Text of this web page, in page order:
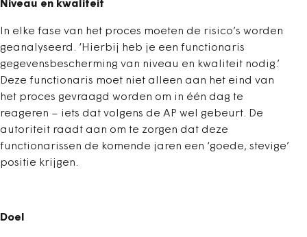
Niveau en kwaliteit
In elke fase van het proces moeten de risico’s worden
geanalyseerd. ‘Hierbij heb je een functionaris
gegevensbescherming van niveau en kwaliteit nodig.’
Deze functionaris moet niet alleen aan het eind van
het proces gevraagd worden om in één dag te
reageren – iets dat volgens de AP wel gebeurt. De
autoriteit raadt aan om te zorgen dat deze
functionarissen de komende jaren een ‘goede, stevige’
positie krijgen.
Doel